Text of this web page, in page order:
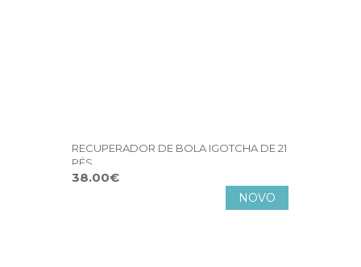
RECUPERADOR DE BOLA IGOTCHA DE 21
PÉS
38.00€
NOVO